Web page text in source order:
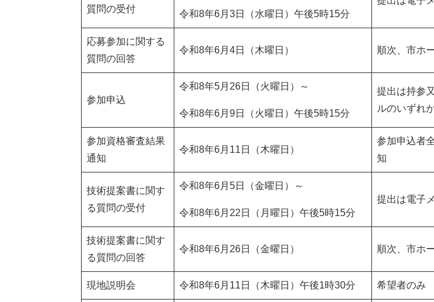
質問の受付
令和8年6月3日（水曜日）午後5時15分
応募参加に関する
質問の回答
令和8年6月4日（木曜日） 順次、市ホ
参加申込
令和8年5月26日（火曜日）～
令和8年6月9日（火曜日）午後5時15分
提出は持参
ルのいずれ
参加資格審査結果
通知
令和8年6月11日（木曜日）
参加申込者
知
技術提案書に関す
る質問の受付
令和8年6月5日（金曜日）～
令和8年6月22日（月曜日）午後5時15分
提出は電子
技術提案書に関す
る質問の回答
令和8年6月26日（金曜日） 順次、市ホ
現地説明会 令和8年6月11日（木曜日）午後1時30分 希望者のみ